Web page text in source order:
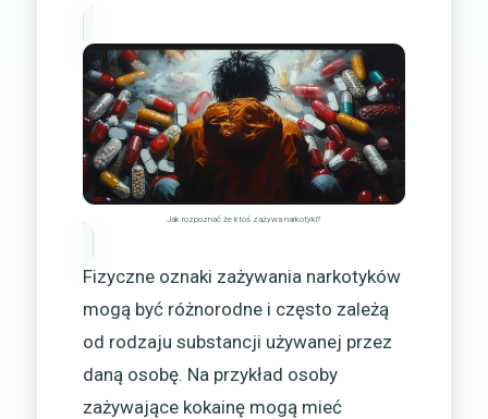
Jak rozpoznać że ktoś zażywa narkotyki?
Fizyczne oznaki zażywania narkotyków
mogą być różnorodne i często zależą
od rodzaju substancji używanej przez
daną osobę. Na przykład osoby
zażywające kokainę mogą mieć